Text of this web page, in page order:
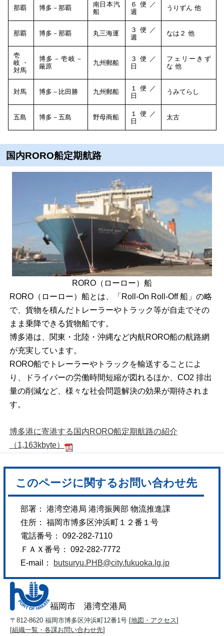
那覇 博多－那覇
南日本汽
船
６便／
週
うりずん 他
那覇 博多－那覇 丸三海運
３便／
週
なは２ 他
壱
岐・
対馬
博多－壱岐－
厳原
九州郵船
３便／
日
フェリーきず
な 他
対馬 博多－比田勝 九州郵船
１便／
日
うみてらし
五島 博多－五島 野母商船
１便／
日
太古
国内RORO船定期航路
RORO（ローロー）船
RORO（ローロー）船とは、「Roll-On Roll-Off 船」の略
で、貨物を積んだトレーラーやトラック等が自走でその
まま乗降できる貨物船です。
博多港は、関東・北陸・沖縄など内航RORO船の航路網
が充実しています。
RORO船でトレーラーやトラックを輸送することによ
り、ドライバーの労働時間短縮が図れるほか、CO2 排出
量の削減など、様々な社会問題解決の効果が期待されま
す。
博多港に寄港する国内RORO船定期航路の紹介
（1,163kbyte）
このページに関するお問い合わせ先
部署： 港湾空港局 港湾振興部 物流推進課
住所： 福岡市博多区沖浜町１２番１号
電話番号： 092-282-7110
ＦＡＸ番号： 092-282-7772
E-mail：
butsuryu.PHB@city.fukuoka.lg.jp
福岡市 港湾空港局
〒812-8620 福岡市博多区沖浜町12番1号 [地図・アクセス]
[組織一覧・各課お問い合わせ先]